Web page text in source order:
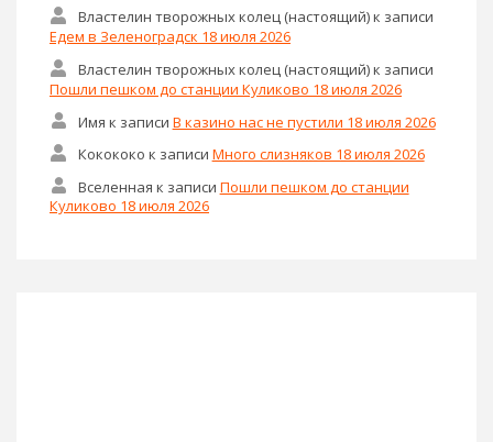
Властелин творожных колец (настоящий)к записи
Едем в Зеленоградск 18 июля 2026
Властелин творожных колец (настоящий)к записи
Пошли пешком до станции Куликово 18 июля 2026
Имя к записи В казино нас не пустили 18 июля 2026
Кокококо к записи Много слизняков 18 июля 2026
Вселенная к записи Пошли пешком до станции
Куликово 18 июля 2026